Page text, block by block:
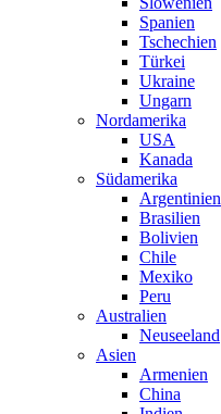
Spanien
Tschechien
Türkei
Ukraine
Ungarn
Nordamerika
USA
Kanada
Südamerika
Argentinien
Brasilien
Bolivien
Chile
Mexiko
Peru
Australien
Neuseeland
Asien
Armenien
China